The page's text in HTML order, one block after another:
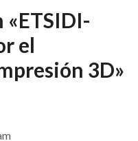
el
3D»